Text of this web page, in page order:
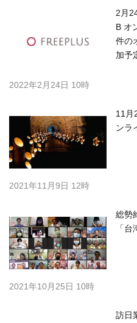
2月
B オ
件の
加予
2022年2月24日 10時
11月
ンラ
2021年11月9日 12時
総勢
「
2021年10月25日 10時
訪日